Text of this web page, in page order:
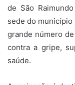
de São
sede do
grande número
contra a gripe,
saúde.